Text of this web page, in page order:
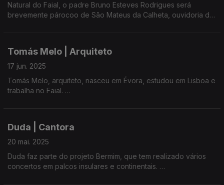
mulheres têm com o mar.
mulheres na economia sustentável.
Natural do Faial, o padre Bruno Esteves Rodrigues será
brevemente párocoo de São Mateus da Calheta, ouvidoria de
Participou em várias missões em Angola, na arquidiocese do
Lubango. Tem procurado apoios nos Açores para fomentar a
educação das crianças daquela zona, nomeadamente através
da construção de salas de aula.
Tomás Melo | Arquiteto
17 jun. 2025
Tomás Melo, arquiteto, nasceu em Évora, estudou em Lisboa e
trabalha no Faial.
centrado na Marina da Horta para promover e celebrar bons
encontros entre a terra e o mar.
Duda | Cantora
20 mai. 2025
Duda faz parte do projeto Bermim, que tem realizado vários
concertos em palcos insulares e continentais.